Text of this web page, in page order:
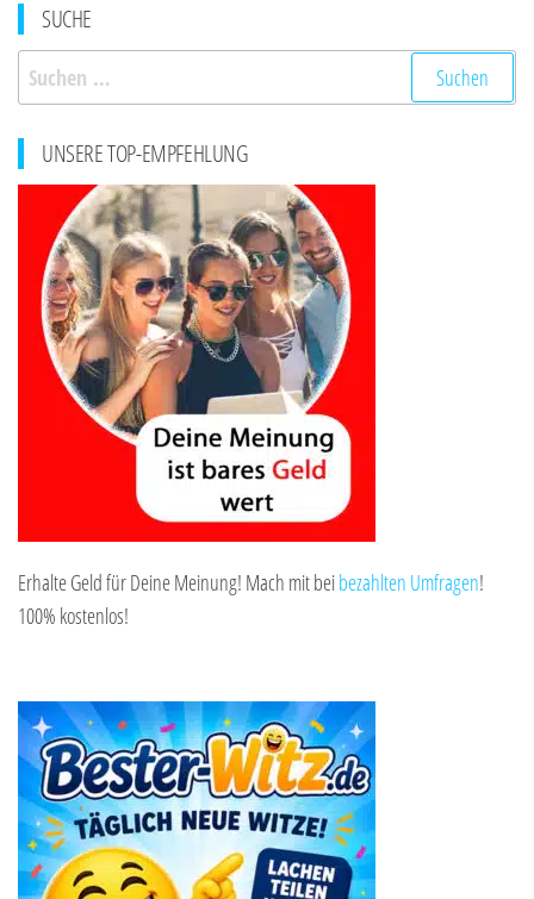
SUCHE
Suchen
nach:
UNSERE TOP-EMPFEHLUNG
Erhalte Geld für Deine Meinung! Mach mit beibezahlten Umfragen!
100% kostenlos!